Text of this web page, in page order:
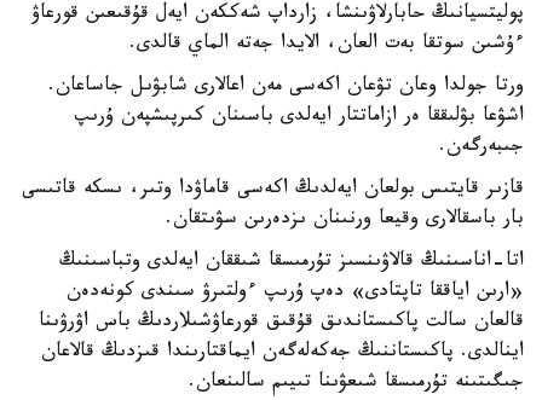
پوليتسيانىڭ حابارلاۋىنشا، زارداپ شەككەن ايەل قۇقىعىن قورعاۋ
ءۇشىن سوتقا بەت العان، الايدا جەتە الماي قالدى.
ورتا جولدا وعان تۋعان اكەسى مەن اعالارى شابۋىل جاساعان.
اشۋعا بۋلىققا ەر ازاماتتار ايەلدى باسىنان كىرپىشپەن ۇرىپ
جىبەرگەن.
قازىر قايتىس بولعان ايەلدىڭ اكەسى قاماۋدا وتىر، ىسكە قاتىسى
بار باسقالارى وقيعا ورنىنان ىزدەرىن سۋىتقان.
اتا-اناسىنىڭ قالاۋىنسىز تۇرمىسقا شىققان ايەلدى وتباسىنىڭ
«ارىن اياققا تاپتادى» دەپ ۇرىپ ءولتىرۋ سىندى كونەدەن
قالعان سالت پاكىستاندىق قۇقىق قورعاۋشىلاردىڭ باس اۋرۋىنا
اينالدى. پاكىستاننىڭ جەكەلەگەن ايماقتارىندا قىزدىڭ قالاعان
جىگىتىنە تۇرمىسقا شىعۋىنا تىيىم سالىنعان.